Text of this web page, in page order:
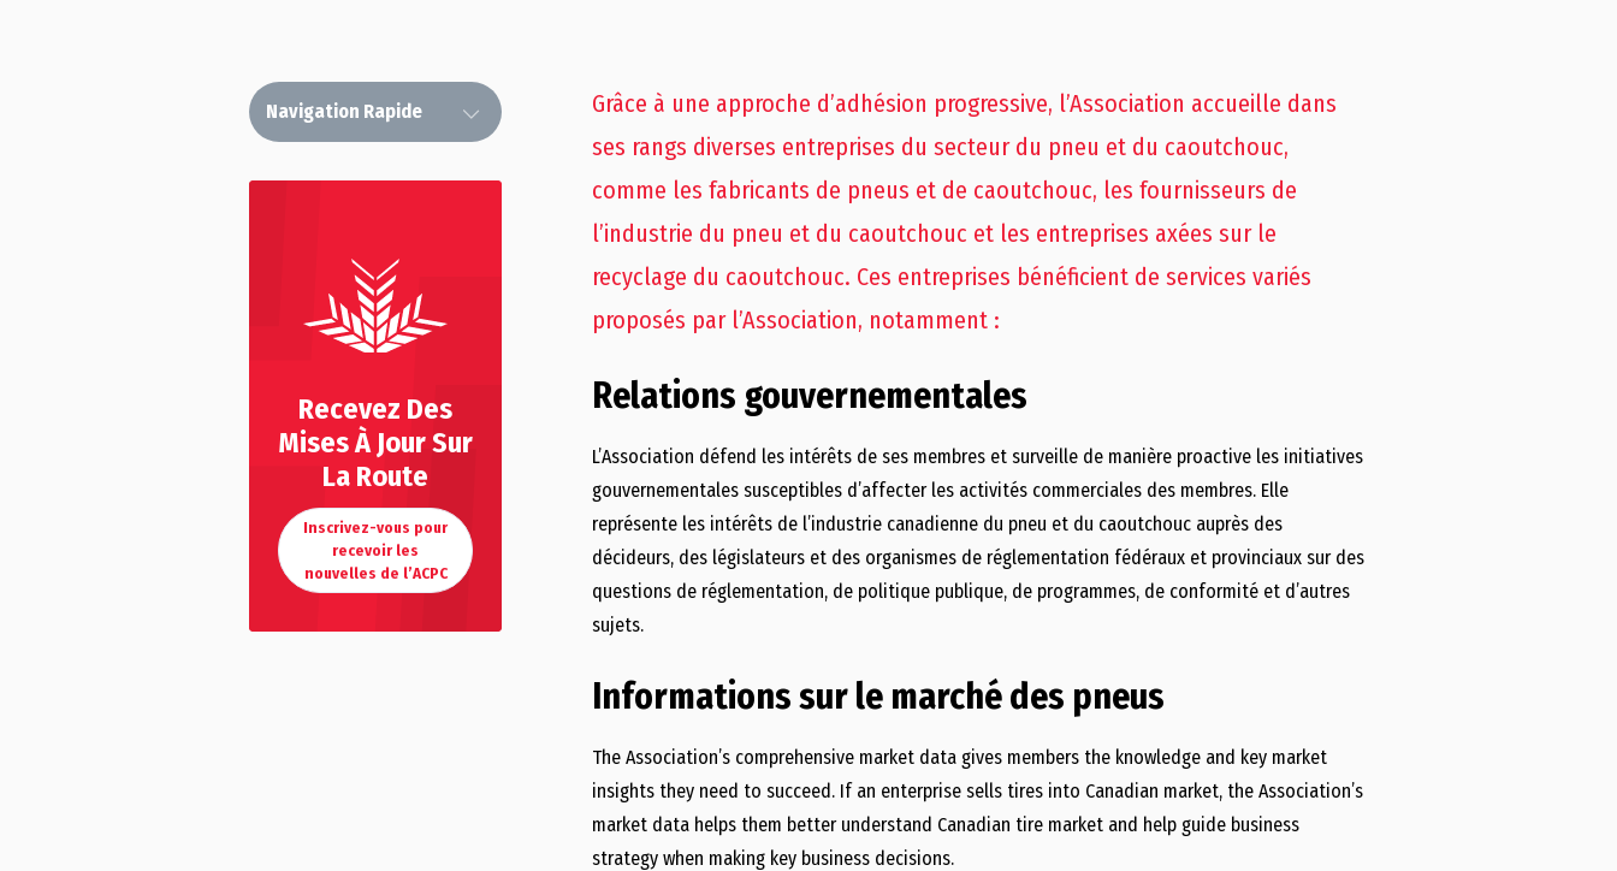
Navigation Rapide
Recevez Des
Mises À Jour Sur
La Route
Inscrivez-vous pour
recevoir les
nouvelles de l’ACPC
Grâce à une approche d’adhésion progressive, l’Association accueille dans
ses rangs diverses entreprises du secteur du pneu et du caoutchouc,
comme les fabricants de pneus et de caoutchouc, les fournisseurs de
l’industrie du pneu et du caoutchouc et les entreprises axées sur le
recyclage du caoutchouc. Ces entreprises bénéficient de services variés
proposés par l’Association, notamment :
Relations gouvernementales
L’Association défend les intérêts de ses membres et surveille de manière proactive les initiatives
gouvernementales susceptibles d’affecter les activités commerciales des membres. Elle
représente les intérêts de l’industrie canadienne du pneu et du caoutchouc auprès des
décideurs, des législateurs et des organismes de réglementation fédéraux et provinciaux sur des
questions de réglementation, de politique publique, de programmes, de conformité et d’autres
sujets.
Informations sur le marché des pneus
The Association’s comprehensive market data gives members the knowledge and key market
insights they need to succeed. If an enterprise sells tires into Canadian market, the Association’s
market data helps them better understand Canadian tire market and help guide business
strategy when making key business decisions.